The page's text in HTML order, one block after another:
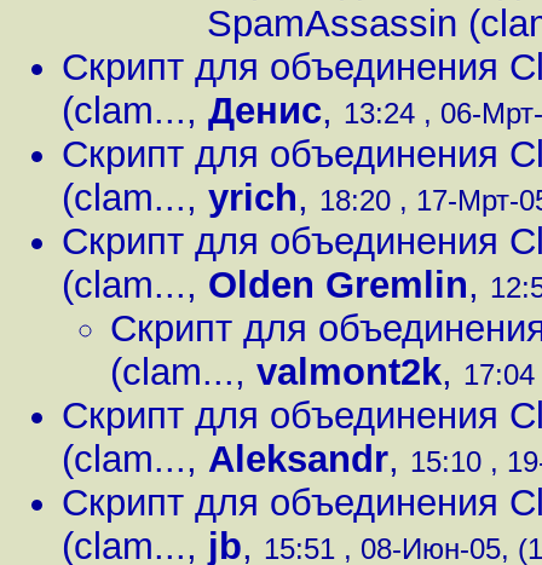
SpamAssassin
Скрипт для объединения
(clam..., Денис, 13:24 , 06-
Скрипт для объединения
(clam..., yrich, 18:20 , 17-Мрт-
Скрипт для объединения
(clam..., Olden Gremlin,
Скрипт для
(clam..., valmont2k,
Скрипт для объединения
(clam..., Aleksandr, 15:10 ,
Скрипт для объединения
(clam..., jb, 15:51 , 08-Июн-05,